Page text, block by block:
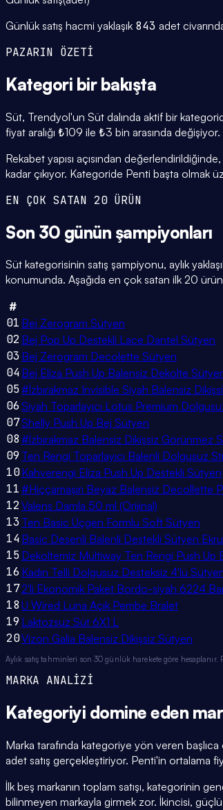
Günlük satış hacmi yaklaşık 843 adet
PAZARIN ÖZETİ
Kategori bir bakışta
Süt, Trendyol'un Süt dalında aktif bir
fiyat aralığı ₺109 ile ₺3 bin arasında
Rekabet yapısı açısından
kadar çıkıyor. Kategoride Penti başta olmak
EN ÇOK SATAN 20 ÜRÜN
Son 30 günün şampiyonları
Süt kategorisinin satış şampiyonu, aylık
konumunda. Aşağıda en çok satan ilk 20
#
01 Bej Zerogram Sütyen
02 Bej Pop Up Destekli Lace Dantel Sütyen
03 Bej Zerogram Decolette Sütyen
04 Bej Eliza Push Up Balensiz Dekolte
05#İzbırakmaz Invisible Siyah Balensiz
06 Siyah Toparlayıcı Lotus Premium
07Shelly Push Up Bej Sütyen
08 #İzbırakmaz Balensiz Dikişsiz Görünmez
09 Ten Rengi Toparlayıcı Balenli Dolgusuz
10Kahverengi Eliza Push Up Destekli Sütyen
11 #Hiççamaşırı Beyaz Balensiz Decollette
12 Valens Damla 50 ml (Orijinal)
13 Ten Basic Üçgen Formlu Soft Sütyen
14 Basic Desenli Balenli Destekli Sütyen Ekru
15 Dekoltemiz Multiway Ten Rengi Push Up
16 Kadın Telli Dolgusuz Desteksiz 4'lü Sütyen
172'li Ekonomik Paket Bordo-siyah 6224
18 U Wired Luna Açık Pembe Bralet
19 Laktozsuz Süt 6X1 L
20Vizon Galia Balensiz Dikişsiz Sütyen
Aylık satış tahminleri son 30 günlük harekete göre
MARKA ANALİZİ
Kategoriyi domine eden
Marka tarafında kategoriye yön veren
adet satış gerçekleştiriyor. Penti'in ortalama
İlk beş markanın toplam satışı, kategorinin
bilinmeyen markayla girmek zor. İkincisi,